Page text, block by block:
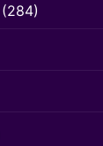
(284)